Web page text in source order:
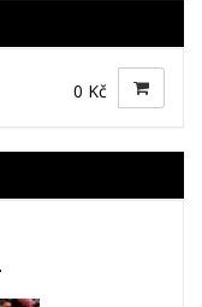
0 Kč